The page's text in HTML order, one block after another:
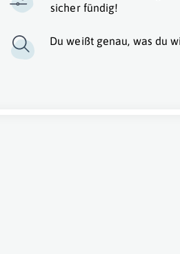
sicher fündig!
Du weißt genau, was du